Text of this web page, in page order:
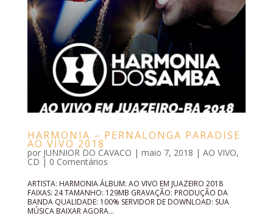
HARMONIA – PERNALONGA PARADISE
AO VIVO 2018
por JUNNIOR DO CAVACO | maio 7, 2018 | AO VIVO,
CD | 0 Comentários
ARTISTA: HARMONIA ÁLBUM: AO VIVO EM JUAZEIRO 2018
FAIXAS: 24 TAMANHO: 129MB GRAVAÇÃO: PRODUÇÃO DA
BANDA QUALIDADE: 100% SERVIDOR DE DOWNLOAD: SUA
MÚSICA BAIXAR AGORA...